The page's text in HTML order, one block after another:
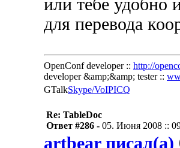
или тебе удобно
для перевода
OpenConf developer :: http://
developer &amp;&amp; tester ::
GTalkSkype/VoIPICQ
Re: TableDoc
Ответ #286 - 05. Июня 2008 ::
artbear писал(а)